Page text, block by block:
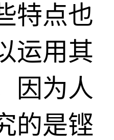
特点也
运用其
因为人
的是铿